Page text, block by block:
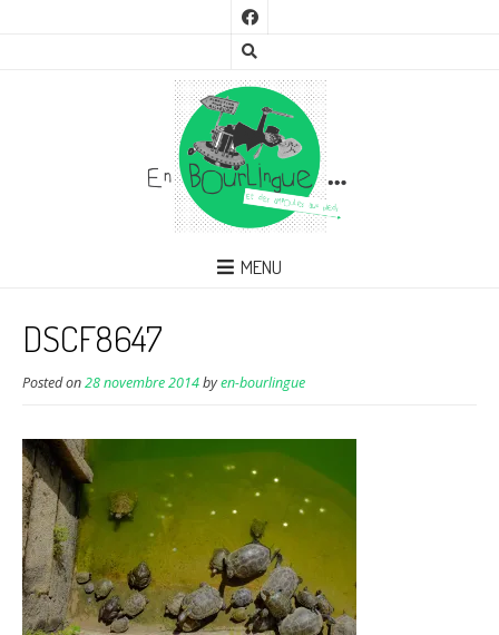
MENU
DSCF8647
Posted on28 novembre 2014byen-bourlingue